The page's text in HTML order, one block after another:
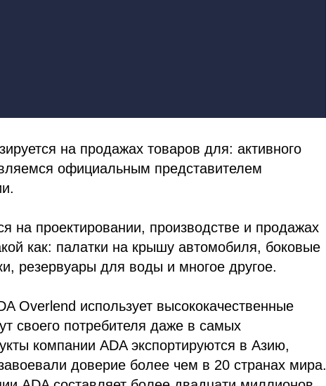
на продажах товаров для: активного
официальным представителем
на проектировании, производстве и продажах
как: палатки на крышу автомобиля, боковые
резервуары для воды и многое другое.
Overlend использует высококачественные
своего потребителя даже в самых
компании ADA экспортируются в Азию,
доверие более чем в 20 странах мира.